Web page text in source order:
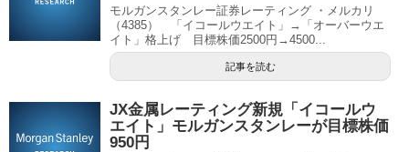
モルガンスタンレー証券レーティング ・メルカリ
（4385） 「イコールウエイト」→「オーバーウエ
イト」格上げ 目標株価2500円→4500...
記事を読む
JX金属レーティング新規「イコールウ
エイト」モルガンスタンレーが目標株価
950円